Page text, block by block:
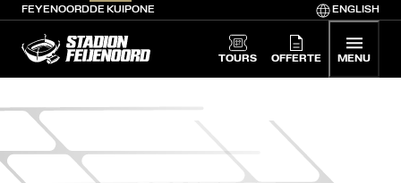
FEYENOORDDE KUIPONE ENGLISH
MENU
TOURS OFFERTE